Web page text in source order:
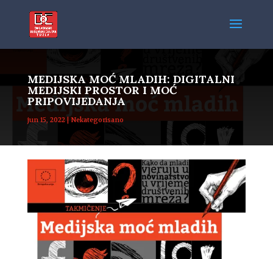
MEDIJSKA MOĆ MLADIH: DIGITALNI
MEDIJSKI PROSTOR I MOĆ
PRIPOVIJEDANJA
jun 15, 2022|Nekategorisano